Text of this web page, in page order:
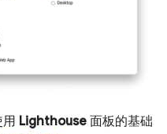
Lighthouse 面板的基础